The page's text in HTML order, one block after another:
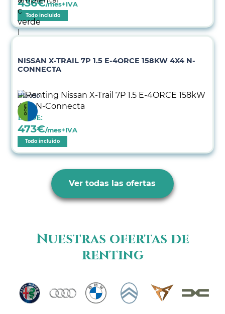
436€/mes+IVA
Todo incluido
NISSAN X-TRAIL 7P 1.5 E-4ORCE 158KW 4X4 N-
CONNECTA
Híbrido
Desde:
473€/mes+IVA
Todo incluido
Ver todas las ofertas
Nuestras ofertas de
renting